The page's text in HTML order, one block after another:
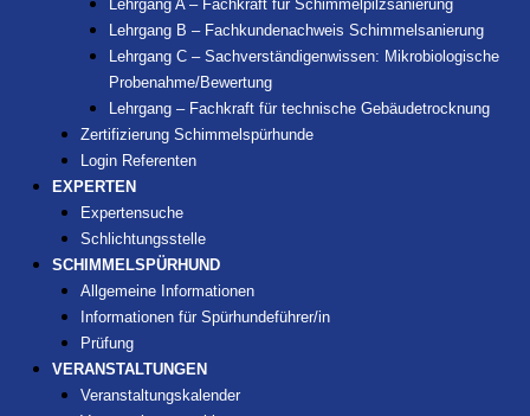
Lehrgang A – Fachkraft für Schimmelpilzsanierung
Lehrgang B – Fachkundenachweis Schimmelsanierung
Lehrgang C – Sachverständigenwissen: Mikrobiologische
Probenahme/Bewertung
Lehrgang – Fachkraft für technische Gebäudetrocknung
Zertifizierung Schimmelspürhunde
Login Referenten
EXPERTEN
Expertensuche
Schlichtungsstelle
SCHIMMELSPÜRHUND
Allgemeine Informationen
Informationen für Spürhundeführer/in
Prüfung
VERANSTALTUNGEN
Veranstaltungskalender